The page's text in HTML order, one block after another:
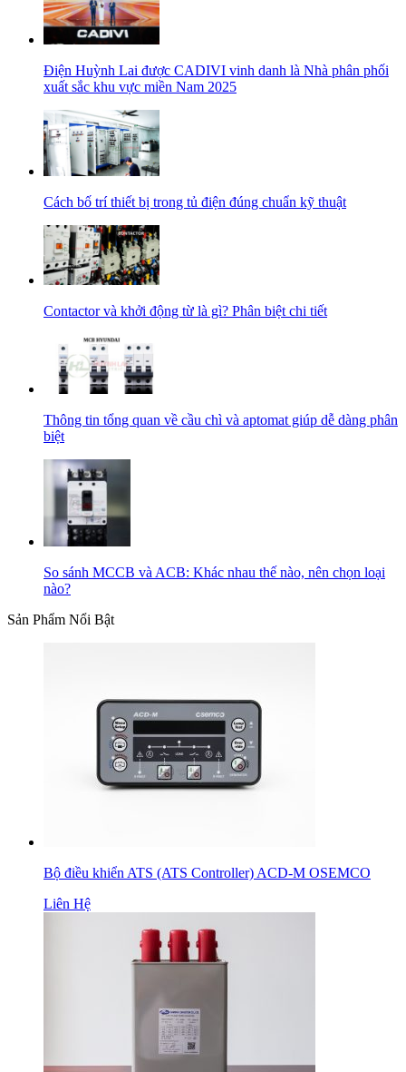
Điện Huỳnh Lai được CADIVI vinh danh là Nhà phân phối
xuất sắc khu vực miền Nam 2025
Cách bố trí thiết bị trong tủ điện đúng chuẩn kỹ thuật
Contactor và khởi động từ là gì? Phân biệt chi tiết
Thông tin tổng quan về cầu chì và aptomat giúp dễ dàng phân
biệt
So sánh MCCB và ACB: Khác nhau thế nào, nên chọn loại
nào?
Sản Phẩm Nổi Bật
Bộ điều khiển ATS (ATS Controller) ACD-M OSEMCO
Liên Hệ